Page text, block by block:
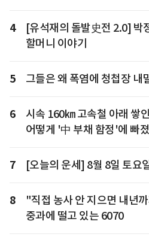
4
[유석재의 돌발史전 2.0] 박
할머니 이야기
5 그들은 왜 폭염에 청첩장 내
6
시속 160㎞ 고속철 아래 쌓
어떻게 '中 부채 함정'에 빠
7 [오늘의 운세] 8월 8일 토요
8
"직접 농사 안 지으면 내년
중과에 떨고 있는 6070